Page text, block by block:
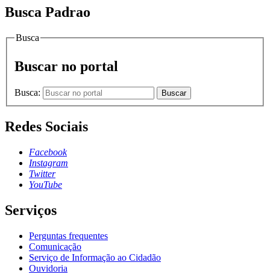
Busca Padrao
Busca
Buscar no portal
Busca: Buscar
Redes Sociais
Facebook
Instagram
Twitter
YouTube
Serviços
Perguntas frequentes
Comunicação
Serviço de Informação ao Cidadão
Ouvidoria